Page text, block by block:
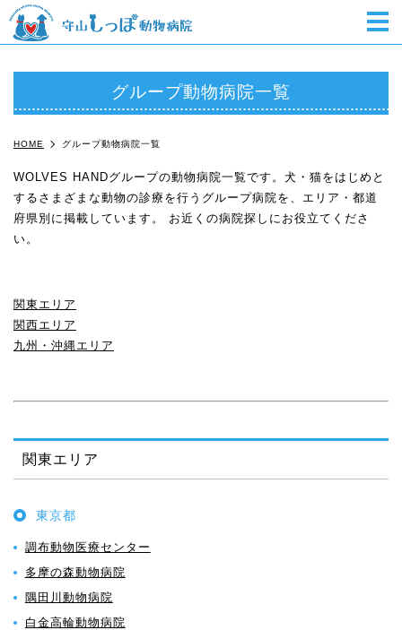
グループ動物病院一覧
HOME グループ動物病院一覧
WOLVES HANDグループの動物病院一覧です。犬・猫をはじめと
するさまざまな動物の診療を行うグループ病院を、エリア・都道
府県別に掲載しています。 お近くの病院探しにお役立てくださ
い。
関東エリア
関西エリア
九州・沖縄エリア
関東エリア
東京都
調布動物医療センター
多摩の森動物病院
隅田川動物病院
白金高輪動物病院